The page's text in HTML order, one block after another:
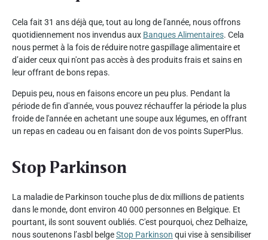
Cela fait 31 ans déjà que, tout au long de l'année, nous offrons
quotidiennement nos invendus aux Banques Alimentaires. Cela
nous permet à la fois de réduire notre gaspillage alimentaire et
d’aider ceux qui n'ont pas accès à des produits frais et sains en
leur offrant de bons repas.
Depuis peu, nous en faisons encore un peu plus. Pendant la
période de fin d'année, vous pouvez réchauffer la période la plus
froide de l'année en achetant une soupe aux légumes, en offrant
un repas en cadeau ou en faisant don de vos points SuperPlus.
Stop Parkinson
La maladie de Parkinson touche plus de dix millions de patients
dans le monde, dont environ 40 000 personnes en Belgique. Et
pourtant, ils sont souvent oubliés. C'est pourquoi, chez Delhaize,
nous soutenons l’asbl belgeStop Parkinson qui vise à sensibiliser